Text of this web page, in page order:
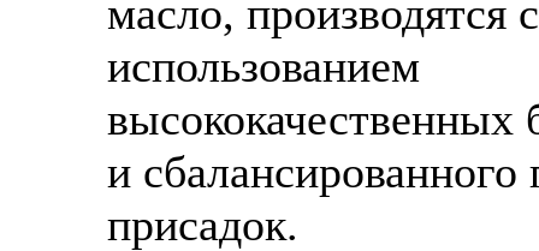
масло, производятся с
использованием
высококачественных
и сбалансированного
присадок.